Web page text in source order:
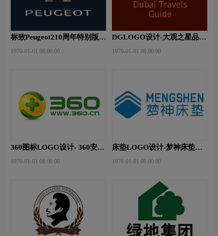
标致Peugeot210周年特别版新
1970-01-01 08:00:00
DGLOGO设计-大观之星品牌
1970-01-01 08:00:00
360图标LOGO设计- 360安全
1970-01-01 08:00:00
床垫LOGO设计-梦神床垫品
1970-01-01 08:00:00